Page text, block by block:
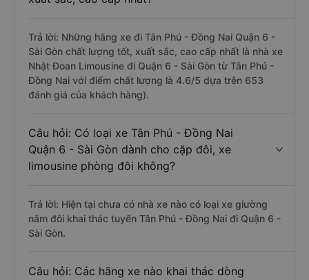
Trả lời: Những hãng xe đi Tân Phú - Đồng Nai Quận 6 -
Sài Gòn chất lượng tốt, xuất sắc, cao cấp nhất là nhà xe
Nhật Đoan Limousine đi Quận 6 - Sài Gòn từ Tân Phú -
Đồng Nai với điểm chất lượng là 4.6/5 dựa trên 653
đánh giá của khách hàng).
Câu hỏi: Có loại xe Tân Phú - Đồng Nai
Quận 6 - Sài Gòn dành cho cặp đôi, xe
limousine phòng đôi không?
Trả lời: Hiện tại chưa có nhà xe nào có loại xe giường
nằm đôi khai thác tuyến Tân Phú - Đồng Nai đi Quận 6 -
Sài Gòn.
Câu hỏi: Các hãng xe nào khai thác dòng